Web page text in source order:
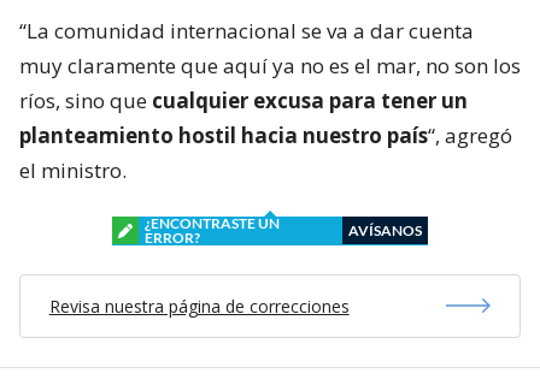
“La comunidad internacional se va a dar cuenta
muy claramente que aquí ya no es el mar, no son los
ríos, sino que cualquier excusa para tener un
planteamiento hostil hacia nuestro país“, agregó
el ministro.
¿ENCONTRASTE UN
ERROR?
AVÍSANOS
Revisa nuestra página de correcciones